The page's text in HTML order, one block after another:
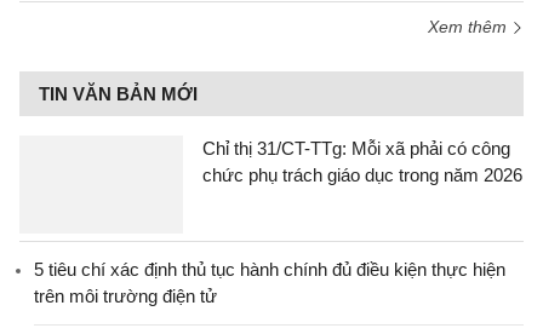
Xem thêm
TIN VĂN BẢN MỚI
Chỉ thị 31/CT-TTg: Mỗi xã phải có công
chức phụ trách giáo dục trong năm 2026
5 tiêu chí xác định thủ tục hành chính đủ điều kiện thực hiện
trên môi trường điện tử